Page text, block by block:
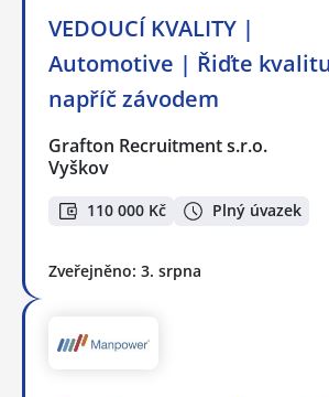
VEDOUCÍ KVALITY |
Automotive | Řiďte kvalitu
napříč závodem
Grafton Recruitment s.r.o.
Vyškov
110 000 Kč Plný úvazek
Zveřejněno: 3. srpna